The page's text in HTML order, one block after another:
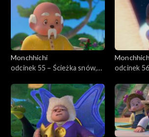
Monchhichi
odcinek 55 – Ścieżka snów,
odcinek